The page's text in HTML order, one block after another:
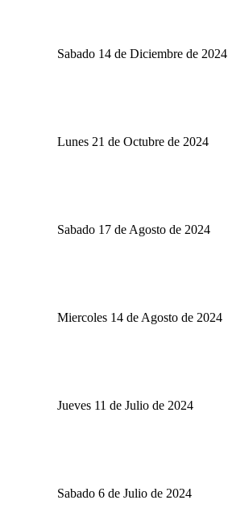
Sabado 14 de Diciembre de 2024
Lunes 21 de Octubre de 2024
Sabado 17 de Agosto de 2024
Miercoles 14 de Agosto de 2024
Jueves 11 de Julio de 2024
Sabado 6 de Julio de 2024